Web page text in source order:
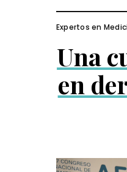
Expertos en
Una
en